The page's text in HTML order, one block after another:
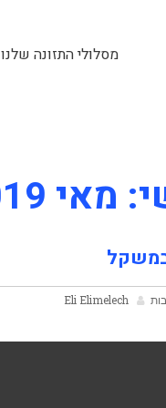
מסלולי התזונה שלנו
2019
במשקל
Eli Elimelech